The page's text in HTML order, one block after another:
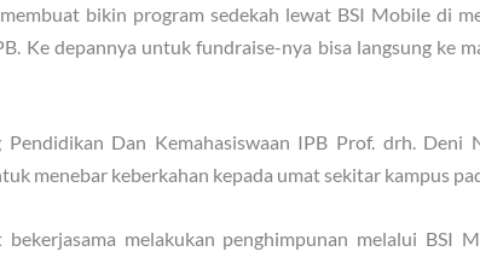
bikin program sedekah lewat BSI Mobile di
Ke depannya untuk fundraise-nya bisa langsung ke
Dan Kemahasiswaan IPB Prof. drh.
menebar keberkahan kepada umat sekitar kampus
bekerjasama melakukan penghimpunan melalui BSI